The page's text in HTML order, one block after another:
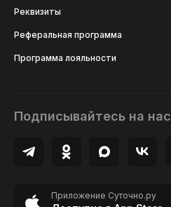
Реквизиты
Реферальная программа
Программа лояльности
Подписывайтесь на нас
Приложение Суточно.ру